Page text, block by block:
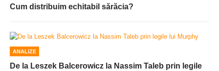
Cum distribuim echitabil sărăcia?
ANALIZE
De la Leszek Balcerowicz la Nassim Taleb prin legile